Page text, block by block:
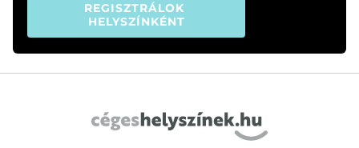
REGISZTRÁLOK
HELYSZÍNKÉNT